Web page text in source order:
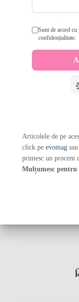
Articolele de pe
click pe evomag sau
primesc un procent
Mulțumesc pentru